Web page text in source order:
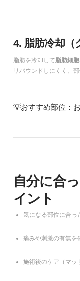
4. 脂肪冷却（
脂肪を冷却して脂肪細
リバウンドしにくく、
💡おすすめ部位：
自分に合
イント
気になる部位に合っ
痛みや刺激の有無を
施術後のケア（マッ